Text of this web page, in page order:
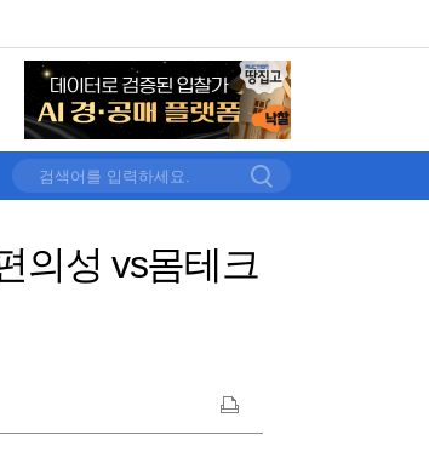
의성 vs몸테크